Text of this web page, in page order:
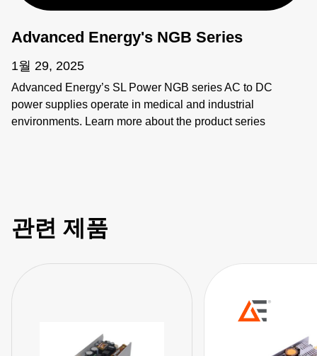
Advanced Energy's NGB Series
1월 29, 2025
Advanced Energy’s SL Power NGB series AC to DC
power supplies operate in medical and industrial
environments. Learn more about the product series
관련 제품